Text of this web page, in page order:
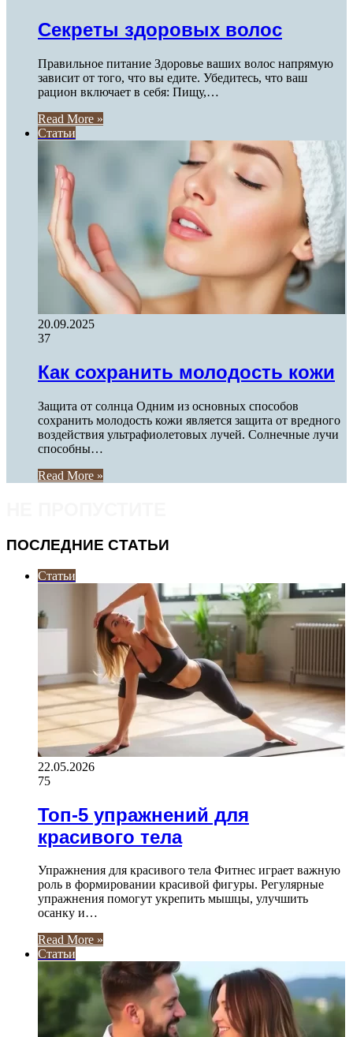
Секреты здоровых волос
Правильное питание Здоровье ваших волос напрямую
зависит от того, что вы едите. Убедитесь, что ваш
рацион включает в себя: Пищу,…
Read More »
Статьи
20.09.2025
37
Как сохранить молодость кожи
Защита от солнца Одним из основных способов
сохранить молодость кожи является защита от вредного
воздействия ультрафиолетовых лучей. Солнечные лучи
способны…
Read More »
ПОСЛЕДНИЕ СТАТЬИ
Статьи
22.05.2026
75
Топ-5 упражнений для
красивого тела
Упражнения для красивого тела Фитнес играет важную
роль в формировании красивой фигуры. Регулярные
упражнения помогут укрепить мышцы, улучшить
осанку и…
Read More »
Статьи